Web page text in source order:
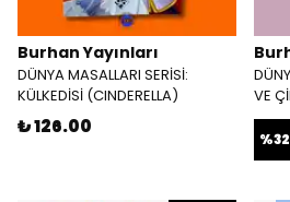
Burhan Yayınları
DÜNYA MASALLARI SERİSİ:
KÜLKEDİSİ (CINDERELLA)
₺ 126.00
VE
%32